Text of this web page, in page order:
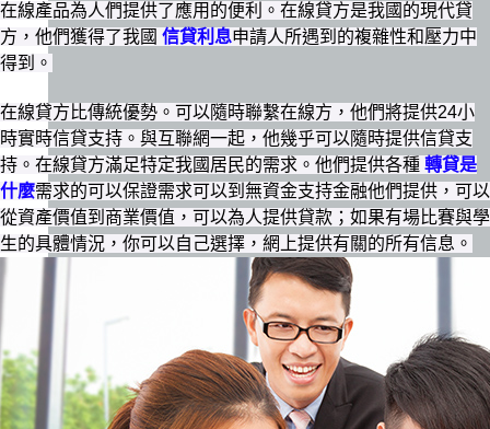
在線產品為人們提供了應用的便利。在線貸方是我國的現代貸
方，他們獲得了我國 信貸利息申請人所遇到的複雜性和壓力中
得到。
在線貸方比傳統優勢。可以隨時聯繫在線方，他們將提供24小
時實時信貸支持。與互聯網一起，他幾乎可以隨時提供信貸支
持。在線貸方滿足特定我國居民的需求。他們提供各種 轉貸是
什麼需求的可以保證需求可以到無資金支持金融他們提供，可以
從資產價值到商業價值，可以為人提供貸款；如果有場比賽與學
生的具體情況，你可以自己選擇，網上提供有關的所有信息。